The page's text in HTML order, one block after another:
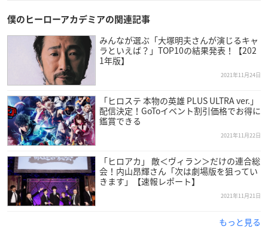
「オールマイトニッポン」×「ありがとう敵＜ヴ
ィラン＞連合です」コラボスペシャル
【日時】
①12月18日(土)12:00～12:45
②12月19日(日)16:00～16:45
【出演】
岡本信彦（爆豪勝己役）
内山昂輝（死柄木弔役）
下野紘（荼毘役）
※敬称略
僕のヒーローアカデミアの関連記事
みんなが選ぶ「大塚明夫さんが演じるキャ
ラといえば？」TOP10の結果発表！【202
1年版】
2021年11月24日
「ヒロステ 本物の英雄 PLUS ULTRA ver.」
配信決定！GoToイベント割引価格でお得に
鑑賞できる
2021年11月22日
「ヒロアカ」 敵＜ヴィラン＞だけの連合総
会！内山昂輝さん「次は劇場版を狙ってい
きます」【速報レポート】
2021年11月21日
もっと見る